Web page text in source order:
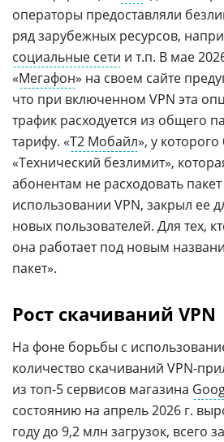
операторы предоставляли
ряд зарубежных ресурсов,
социальные сети и т.п. В мае
«Мегафон» на своем сайте
что при включенном VPN эта
трафик расходуется из общего
тарифу. «Т2 Мобайл», у которого
«Технический безлимит»,
абонентам не расходовать
использовании VPN, закрыл ее
новых пользователей. Для тех,
она работает под новым
пакет».
Рост скачиваний VPN
На фоне борьбы с
количество скачиваний VPN-
из топ-5 сервисов магазина
состоянию на апрель 2026 г.
году до 9,2 млн загрузок, всего